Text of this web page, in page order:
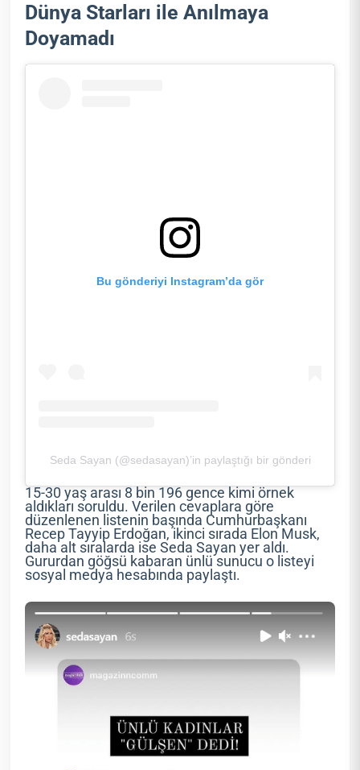
Dünya Starları ile Anılmaya
Doyamadı
Bu gönderiyi Instagram’da gör
Seda Sayan (@sedasayan)’in paylaştığı bir gönderi
15-30 yaş arası 8 bin 196 gence kimi örnek
aldıkları soruldu. Verilen cevaplara göre
düzenlenen listenin başında Cumhurbaşkanı
Recep Tayyip Erdoğan, ikinci sırada Elon Musk,
daha alt sıralarda ise Seda Sayan yer aldı.
Gururdan göğsü kabaran ünlü sunucu o listeyi
sosyal medya hesabında paylaştı.